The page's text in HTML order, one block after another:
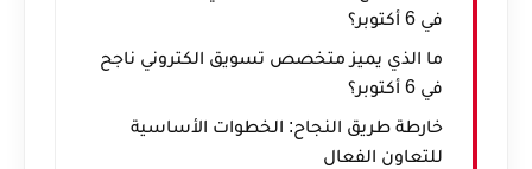
في 6 أكتوبر؟
ما الذي يميز متخصص تسويق الكتروني ناجح
في 6 أكتوبر؟
خارطة طريق النجاح: الخطوات الأساسية
للتعاون الفعال